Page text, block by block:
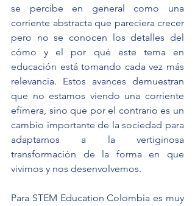
se percibe en general como una
corriente abstracta que pareciera crecer
pero no se conocen los detalles del
cómo y el por qué este tema en
educación está tomando cada vez más
relevancia. Estos avances demuestran
que no estamos viendo una corriente
efímera, sino que por el contrario es un
cambio importante de la sociedad para
adaptarnos a la vertiginosa
transformación de la forma en que
vivimos y nos desenvolvemos.
Para STEM Education Colombia es muy